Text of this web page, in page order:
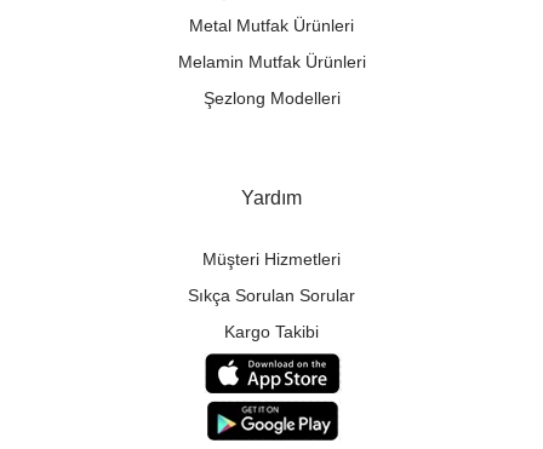
Metal Mutfak Ürünleri
Melamin Mutfak Ürünleri
Şezlong Modelleri
Yardım
Müşteri Hizmetleri
Sıkça Sorulan Sorular
Kargo Takibi